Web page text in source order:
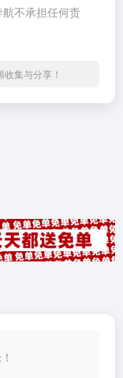
不承担任何责
集与分享！